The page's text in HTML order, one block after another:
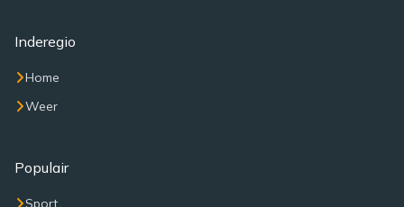
Inderegio
Home
Weer
Populair
Sport